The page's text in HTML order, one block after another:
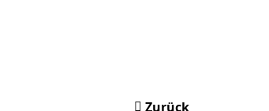
Zurück